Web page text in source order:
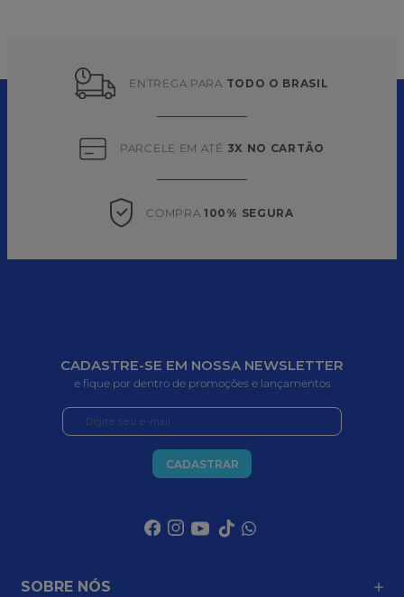
ENTREGA PARA TODO O BRASIL
PARCELE EM ATÉ 3X NO CARTÃO
COMPRA 100% SEGURA
CADASTRE-SE EM NOSSA NEWSLETTER
e fique por dentro de promoções e lançamentos
CADASTRAR
SOBRE NÓS